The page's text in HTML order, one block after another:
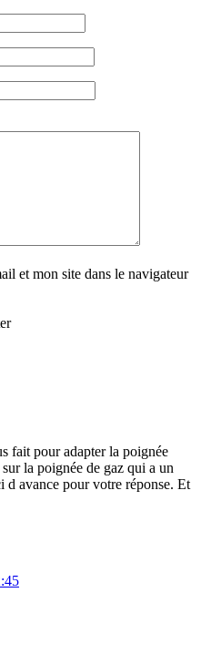
et mon site dans le navigateur
fait pour adapter la poignée
la poignée de gaz qui a un
d avance pour votre réponse. Et